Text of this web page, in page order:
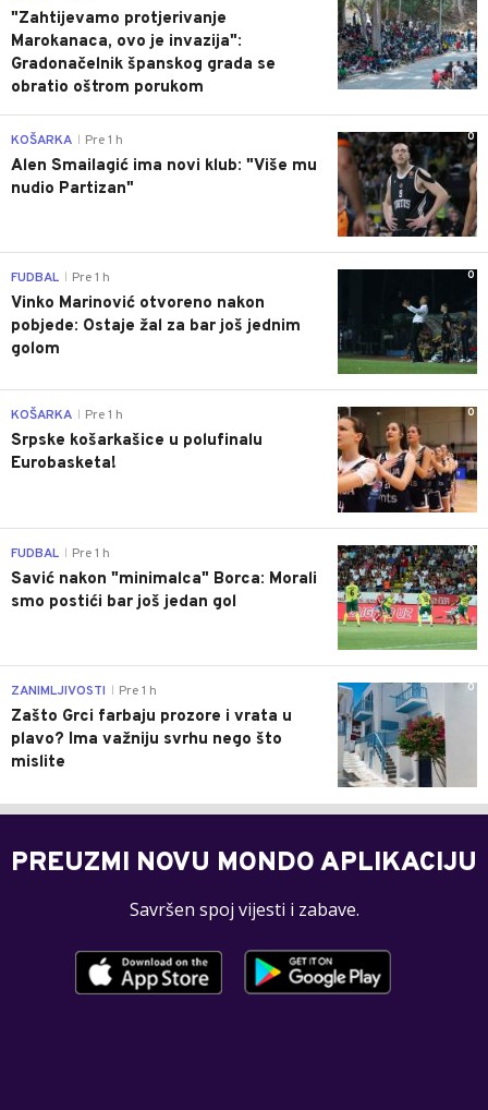
"Zahtijevamo protjerivanje
Marokanaca, ovo je invazija":
Gradonačelnik španskog grada se
obratio oštrom porukom
0
KOŠARKA Pre 1 h
Alen Smailagić ima novi klub: "Više mu
nudio Partizan"
0
FUDBAL Pre 1 h
Vinko Marinović otvoreno nakon
pobjede: Ostaje žal za bar još jednim
golom
0
KOŠARKA Pre 1 h
Srpske košarkašice u polufinalu
Eurobasketa!
0
FUDBAL Pre 1 h
Savić nakon "minimalca" Borca: Morali
smo postići bar još jedan gol
0
ZANIMLJIVOSTI Pre 1 h
Zašto Grci farbaju prozore i vrata u
plavo? Ima važniju svrhu nego što
mislite
PREUZMI NOVU MONDO APLIKACIJU
Savršen spoj vijesti i zabave.